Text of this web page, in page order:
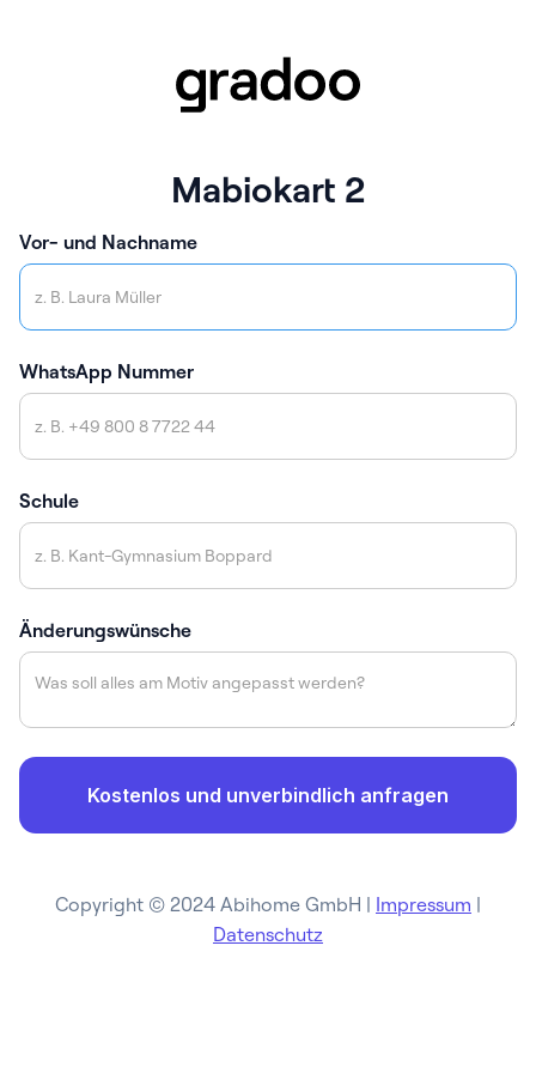
Mabiokart 2
Vor- und Nachname
WhatsApp Nummer
Schule
Änderungswünsche
Copyright © 2024 Abihome GmbH | Impressum |
Datenschutz